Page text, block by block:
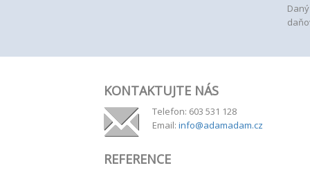
KONTAKTUJTE NÁS
Telefon: 603 531 128
Email: info@adamadam.cz
REFERENCE